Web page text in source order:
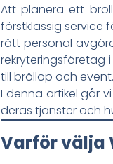
Att planera ett
förstklassig service
rätt personal
rekryteringsföretag
till bröllop och event.
I denna artikel går
deras tjänster och
Varför välja